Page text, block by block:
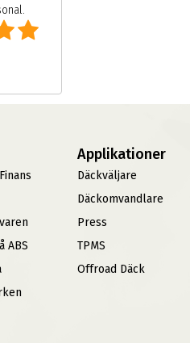
ABS
Applikationer
Däckväljare
Däckomvandlare
Press
TPMS
Offroad Däck